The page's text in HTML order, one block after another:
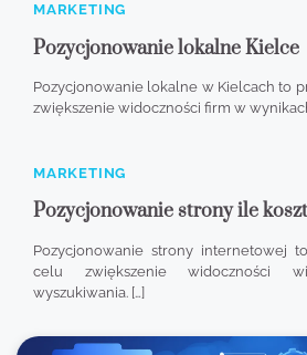
MARKETING
Pozycjonowanie lokalne Kielce
Pozycjonowanie lokalne w Kielcach to
zwiększenie widoczności firm w
MARKETING
Pozycjonowanie strony ile
Pozycjonowanie strony internetowej
celu zwiększenie widoczności
wyszukiwania. […]